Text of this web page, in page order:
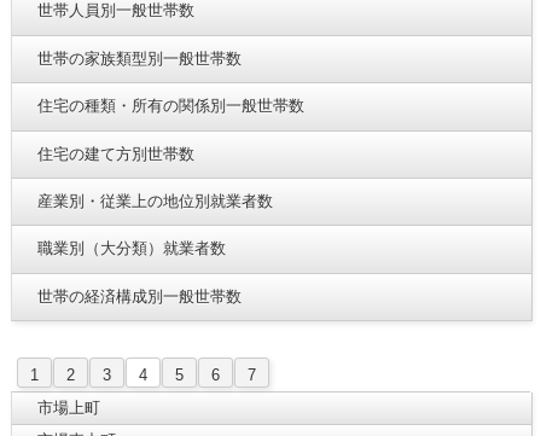
世帯人員別一般世帯数
世帯の家族類型別一般世帯数
住宅の種類・所有の関係別一般世帯数
住宅の建て方別世帯数
産業別・従業上の地位別就業者数
職業別（大分類）就業者数
世帯の経済構成別一般世帯数
1 2 3 4 5 6
7
市場上町